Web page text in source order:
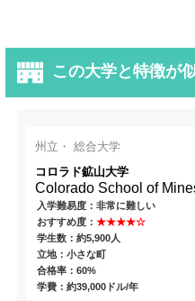
この大学と特徴が
州立・ 総合大学
コロラド鉱山大学
Colorado School of
入学難易度：非常に難しい
おすすめ度：★★★★☆
学生数：約5,900人
立地：小さな町
合格率：60%
学費：約39,000ドル/年